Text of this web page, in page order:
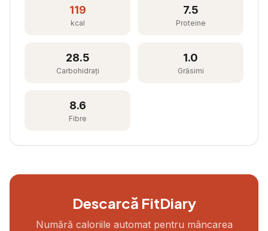
119
kcal
7.5
Proteine
28.5
Carbohidrați
1.0
Grăsimi
8.6
Fibre
Descarcă FitDiary
Numără caloriile automat pentru mâncarea